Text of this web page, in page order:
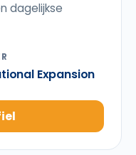
dagelijkse
Expansion